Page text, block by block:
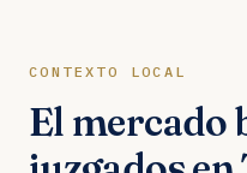
CONTEXTO LOCAL
El mercado